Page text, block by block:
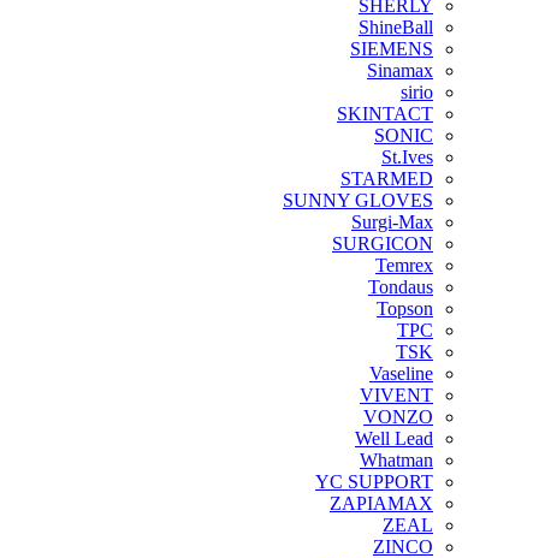
SHERLY
ShineBall
SIEMENS
Sinamax
sirio
SKINTACT
SONIC
St.Ives
STARMED
SUNNY GLOVES
Surgi-Max
SURGICON
Temrex
Tondaus
Topson
TPC
TSK
Vaseline
VIVENT
VONZO
Well Lead
Whatman
YC SUPPORT
ZAPIAMAX
ZEAL
ZINCO